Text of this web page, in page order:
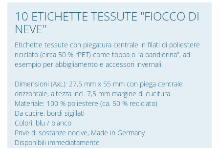
10 ETICHETTE TESSUTE "FIOCCO DI
NEVE"
Etichette tessute con piegatura centrale in filati di poliestere
riciclato (circa 50 % rPET) come toppa o "a bandierina", ad
esempio per abbigliamento e accessori invernali.
Dimensioni (AxL): 27,5 mm x 55 mm con piega centrale
orizzontale, altezza incl. 7,5 mm margine di cucitura
Materiale: 100 % poliestere (ca. 50 % reciclato)
Da cucire, bordi sigillati
Colori: blu / bianco
Prive di sostanze nocive, Made in Germany
Disponibili immediatamente